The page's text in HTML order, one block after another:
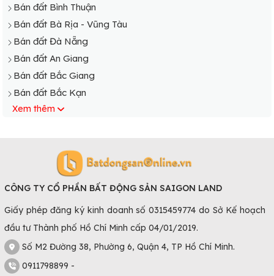
Bán đất Bình Thuận
Bán đất Bà Rịa - Vũng Tàu
Bán đất Đà Nẵng
Bán đất An Giang
Bán đất Bắc Giang
Bán đất Bắc Kạn
Bán đất Bạc Liêu
Bán đất Bình Định
Bán đất Cà Mau
Bán đất Cao Bằng
Bán đất Điện Biên
Bán đất Đồng Tháp
Bán đất Gia Lai
Bán đất Hà Giang
Xem thêm
CÔNG TY CỔ PHẦN BẤT ĐỘNG SẢN SAIGON LAND
Giấy phép đăng ký kinh doanh số 0315459774 do Sở Kế hoạch
đầu tư Thành phố Hồ Chí Minh cấp 04/01/2019.
Số M2 Đường 38, Phường 6, Quận 4, TP Hồ Chí Minh.
0911798899 -